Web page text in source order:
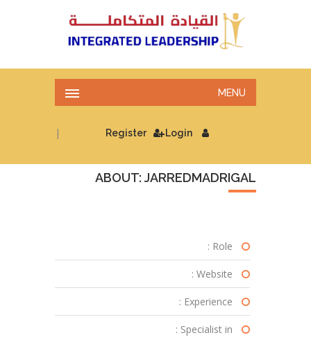
MENU
Login
| Register
ABOUT: JARREDMADRIGAL
Role :
Website :
Experience :
Specialist in :